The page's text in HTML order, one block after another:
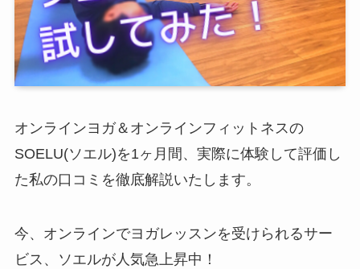
オンラインヨガ＆オンラインフィットネスの
SOELU(ソエル)を1ヶ月間、実際に体験して評価し
た私の口コミを徹底解説いたします。
今、オンラインでヨガレッスンを受けられるサー
ビス、ソエルが人気急上昇中！